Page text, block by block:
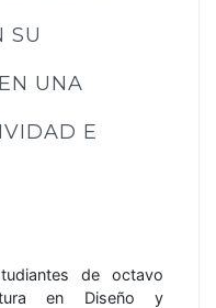
SU
UNA
E
de octavo
en Diseño y